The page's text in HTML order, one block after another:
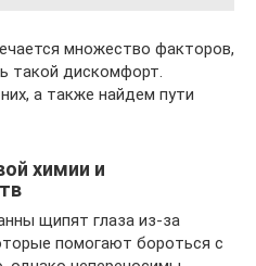
множество факторов,
такой дискомфорт.
а также найдем пути
химии и
щипят глаза из-за
помогают бороться с